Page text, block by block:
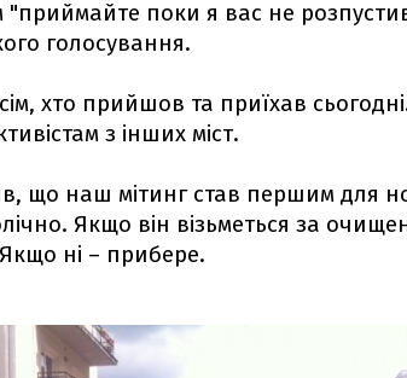
"приймайте поки я вас не
голосування.
хто прийшов та приїхав
з інших міст.
що наш мітинг став першим для
Якщо він візьметься за
ні – прибере.